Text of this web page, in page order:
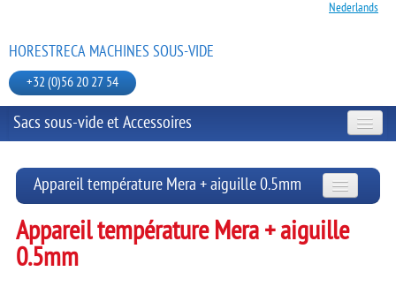
Nederlands
HORESTRECA MACHINES SOUS-VIDE
+32 (0)56 20 27 54
Sacs sous-vide et Accessoires
MODÈLES DE TABLE
MODÈLES MOBILE
Appareil température Mera + aiguille 0.5mm
SACHETS SOUS-VIDE
BARQUETTES
Appareil température Mera + aiguille
0.5mm